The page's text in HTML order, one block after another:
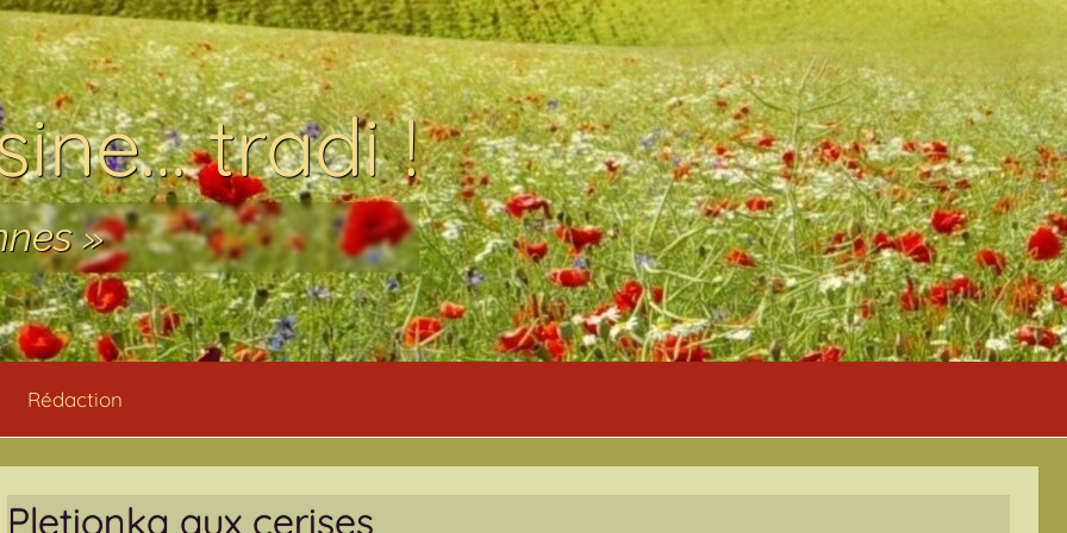
tradi !
»
Rédaction
Pletionka aux cerises